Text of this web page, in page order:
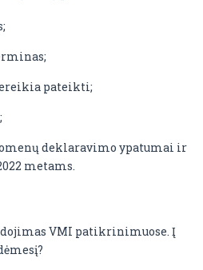
pateikti;
deklaravimo ypatumai ir
metams.
VMI patikrinimuose. Į